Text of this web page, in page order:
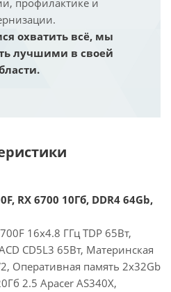
профилактике и
охватить всё, мы
лучшими в своей
RX 6700 10Гб, DDR4 64Gb,
16x4.8 ГГц TDP 65Вт,
CD5L3 65Вт, Материнская
Оперативная память 2x32Gb
2.5 Apacer AS340X,